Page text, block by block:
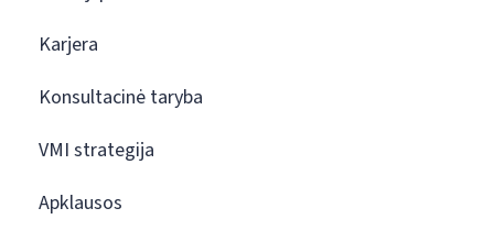
Karjera
Konsultacinė taryba
VMI strategija
Apklausos